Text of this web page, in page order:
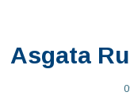
Asgata